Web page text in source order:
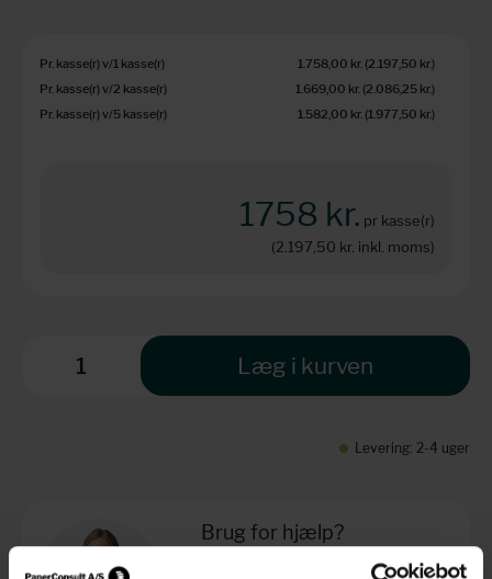
Pr. kasse(r) v/1 kasse(r) 1.758,00 kr. (2.197,50 kr.)
Pr. kasse(r) v/2 kasse(r)
1.669,00 kr. (2.086,25 kr.)
Pr. kasse(r) v/5 kasse(r)
1.582,00 kr. (1.977,50 kr.)
1758 kr. pr kasse(r)
(2.197,50 kr. inkl. moms)
Læg i kurven
Levering: 2-4 uger
Brug for hjælp?